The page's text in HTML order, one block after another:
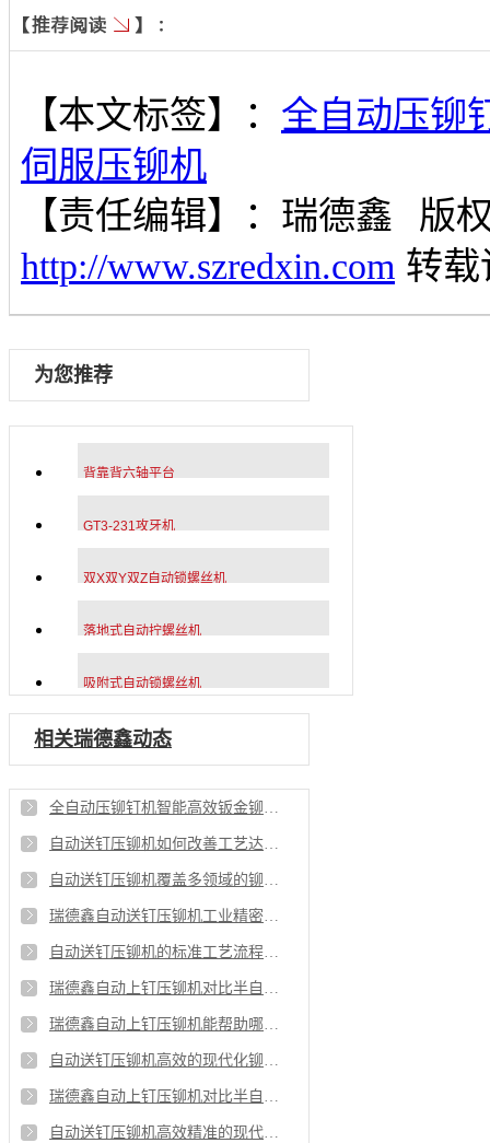
【本文标签】： 全自动压铆
伺服压铆机
【责任编辑】： 瑞德鑫
版
http://www.szredxin.com 转载
为您推荐
背靠背六轴平台
GT3-231攻牙机
双X双Y双Z自动锁螺丝机
落地式自动拧螺丝机
吸附式自动锁螺丝机
相关瑞德鑫动态